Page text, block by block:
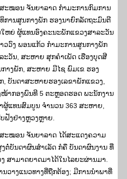
ະໝອນ ຈັນຍາລາດ ກໍາມະການກົມການ
ການສູນກາງພັກ ຮອງນາຍົກລັດຖະມົນຕີ
ຫຍ່ ຜູ້ແທນອົງຄະນະພັກແຂວງສາລະວັນ
ວົງ ພອນແກ້ວ ກໍາມະການສູນກາງພັກ
ະວັນ, ສະຫາຍ ສຸກຄຳເພັດ ເຮືອງບຸດສີ
າງພັກ, ສະຫາຍ ມີໄຊ ພົມເຂ ຮອງ
ບັນດາສະຫາຍຮອງເລຂາພັກແຂວງ,
າກອງພົນທີ 5 ຕະຫຼອດຮອດ ພະນັກງານ
ຜູ້ແທນສົມບູນ ຈໍານວນ 363 ສະຫາຍ,
ຟັງຢ່າງຫຼວງຫຼາຍ.
ະໝອນ ຈັນຍາລາດ ໄດ້ສະແດງຄວາມ
ຕໍ່ບັນດາຜົນສໍາເລັດ ກໍຄື ບັນດາຜົນງານ ທີ່
ສາມາດຍາດມາໄດ້ໃນໄລຍະຜ່ານມາ.
ວາງແນວທາງທີ່ຖືກຕ້ອງ; ມີການນຳພາທີ່